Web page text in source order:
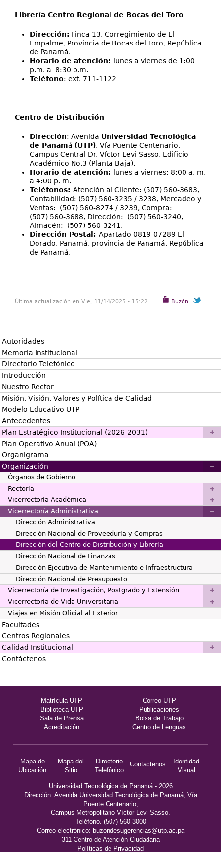
Librería Centro Regional de Bocas del Toro
Dirección: Finca 13, Corregimiento de El
Empalme, Provincia de Bocas del Toro, República
de Panamá.
Horario de atención: lunes a viernes de 1:00
p.m. a 8:30 p.m.
Teléfono: ext. 711-1122
Centro de Distribución
Dirección: Avenida Universidad Tecnológica
de Panamá (UTP), Vía Puente Centenario,
Campus Central Dr. Víctor Levi Sasso, Edificio
Académico No.3 (Planta Baja).
Horario de atención: lunes a viernes: 8:00 a. m.
a 4:00 p. m.
Teléfonos: Atención al Cliente: (507) 560-3683,
Contabilidad: (507) 560-3235 / 3238, Mercadeo y
Ventas: (507) 560-8274 / 3239, Compra:
(507) 560-3688, Dirección: (507) 560-3240,
Almacén: (507) 560-3241.
Dirección Postal: Apartado 0819-07289 El
Dorado, Panamá, provincia de Panamá, República
de Panamá.
Buzón
Última actualización en Vie, 11/14/2025 - 15:22
Autoridades
Memoria Institucional
Directorio Telefónico
Introducción
Nuestro Rector
Misión, Visión, Valores y Política de Calidad
Modelo Educativo UTP
Antecedentes
Plan Estratégico Institucional (2026-2031)
Plan Operativo Anual (POA)
Organigrama
Organización
Órganos de Gobierno
Rectoría
Vicerrectoría Académica
Vicerrectoría Administrativa
Dirección Administrativa
Dirección Nacional de Proveeduría y Compras
Dirección del Centro de Distribución y Librería
Dirección Nacional de Finanzas
Dirección Ejecutiva de Mantenimiento e Infraestructura
Dirección Nacional de Presupuesto
Vicerrectoría de Investigación, Postgrado y Extensión
Vicerrectoría de Vida Universitaria
Viajes en Misión Oficial al Exterior
Facultades
Centros Regionales
Calidad Institucional
Contáctenos
Matrícula UTP
Correo UTP
Biblioteca UTP
Publicaciones
Sala de Prensa
Bolsa de Trabajo
Acreditación
Centro de Lenguas
Mapa de
Ubicación
Mapa del
Sitio
Directorio
Telefónico
Contáctenos
Identidad
Visual
Universidad Tecnológica de Panamá - 2026
Dirección: Avenida Universidad Tecnológica de Panamá, Vía
Puente Centenario,
Campus Metropolitano Víctor Levi Sasso.
Teléfono. (507) 560-3000
Correo electrónico: buzondesugerencias@utp.ac.pa
311 Centro de Atención Ciudadana
Políticas de Privacidad